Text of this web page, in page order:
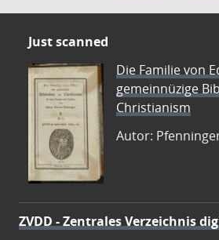
Just scanned
Die Familie von
gemeinnüzige
Christianism
Autor:
ZVDD - Zentrales Verzeichnis